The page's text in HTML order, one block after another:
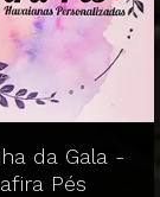
da Gala -
Pés